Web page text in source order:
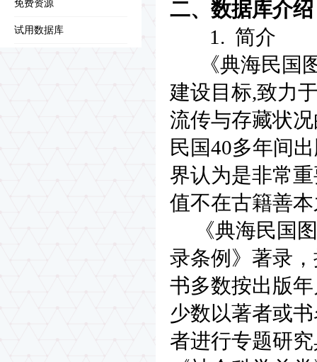
免费资源
试用数据库
二、数据库介绍
1. 简介
《典海民国图
建设目标,致力
流传与存藏状
民国40多年间
界认为是非常
值不在古籍善
《典海民国图
录条例》著录
书多数按出版
少数以著者或
者进行专题研